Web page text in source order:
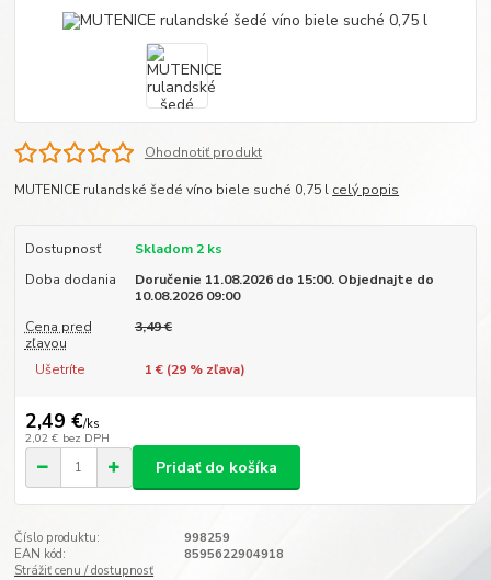
Ohodnotiť produkt
MUTENICE rulandské šedé víno biele suché 0,75 l celý popis
Dostupnosť
Skladom 2 ks
Doba dodania
Doručenie 11.08.2026 do 15:00. Objednajte do
10.08.2026 09:00
Cena pred
zľavou
3,49 €
Ušetríte 1 € (29% zľava)
2,49 €/ks
2,02 € bez DPH
Pridať do košíka
Číslo produktu:
998259
EAN kód:
8595622904918
Strážiť cenu / dostupnosť